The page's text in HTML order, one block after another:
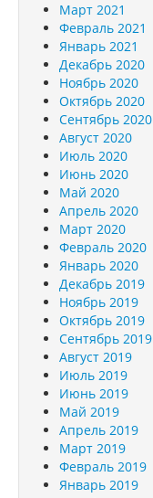
Март 2021
Февраль 2021
Январь 2021
Декабрь 2020
Ноябрь 2020
Октябрь 2020
Сентябрь 2020
Август 2020
Июль 2020
Июнь 2020
Май 2020
Апрель 2020
Март 2020
Февраль 2020
Январь 2020
Декабрь 2019
Ноябрь 2019
Октябрь 2019
Сентябрь 2019
Август 2019
Июль 2019
Июнь 2019
Май 2019
Апрель 2019
Март 2019
Февраль 2019
Январь 2019